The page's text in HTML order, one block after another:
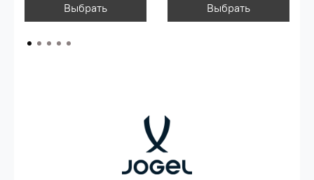
Выбрать Выбрать